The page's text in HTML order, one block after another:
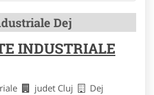
Dej
INDUSTRIALE
judet Cluj
Dej